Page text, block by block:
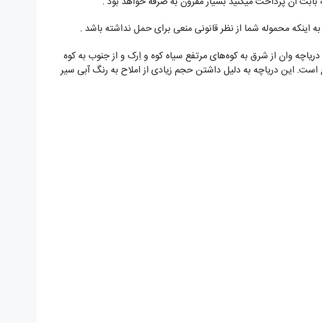
اینکه محموله شما از نظر قانونی منعی برای حمل نداشته باشد .
وان از شرق به کوه‌های مرتفع سیاه کوه و اِرک و از جنوب به کوه
این دریاچه به دلیل داشتن حجم زیادی از املاح به رنگ آبی سیر